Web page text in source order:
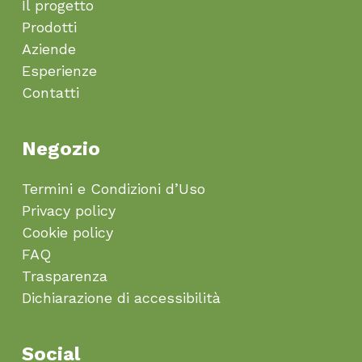
Il progetto
Prodotti
Aziende
Esperienze
Contatti
Negozio
Termini e Condizioni d’Uso
Privacy policy
Cookie policy
FAQ
Trasparenza
Dichiarazione di accessibilità
Social